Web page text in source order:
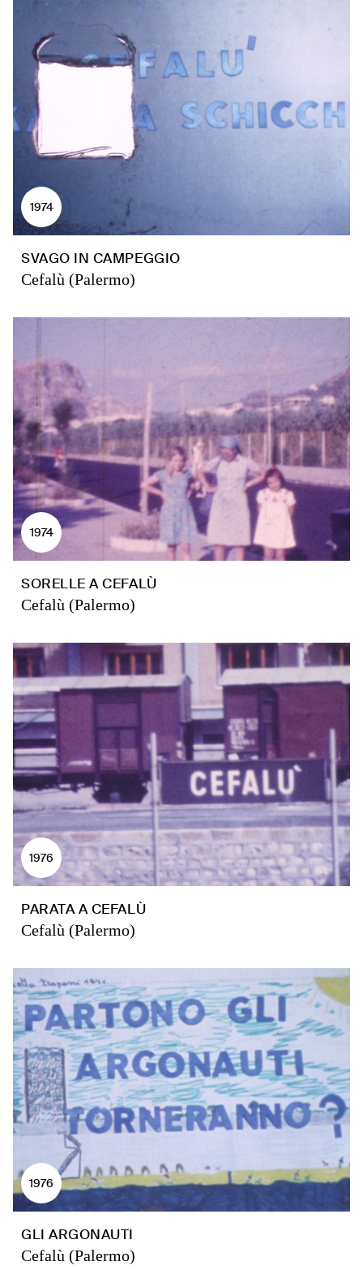
1974
SVAGO IN CAMPEGGIO
Cefalù (Palermo)
1974
SORELLE A CEFALÙ
Cefalù (Palermo)
1976
PARATA A CEFALÙ
Cefalù (Palermo)
1976
GLI ARGONAUTI
Cefalù (Palermo)